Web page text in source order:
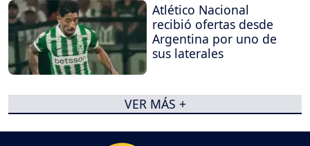
Atlético Nacional
recibió ofertas desde
Argentina por uno de
sus laterales
VER MÁS +